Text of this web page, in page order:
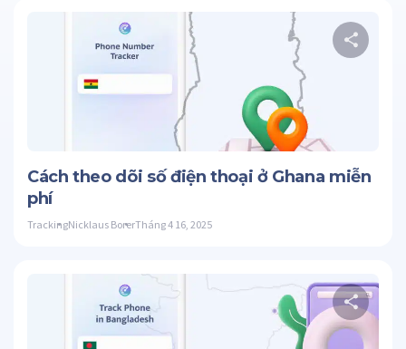
Cách theo dõi số điện thoại ở Ghana miễn
phí
TrackingNicklaus BorerTháng 4 16, 2025